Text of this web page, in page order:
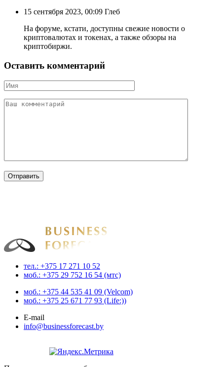
15 сентября 2023, 00:09 Глеб
На форуме, кстати, доступны свежие новости о
криптовалютах и токенах, а также обзоры на
криптобиржи.
Оставить комментарий
Businessforecast
Аналитика и прогнозирование для профессионалов
тел.: +375 17 271 10 52
моб.: +375 29 752 16 54 (мтс)
моб.: +375 44 535 41 09 (Velcom)
моб.: +375 25 671 77 93 (Life:))
E-mail
info@businessforecast.by